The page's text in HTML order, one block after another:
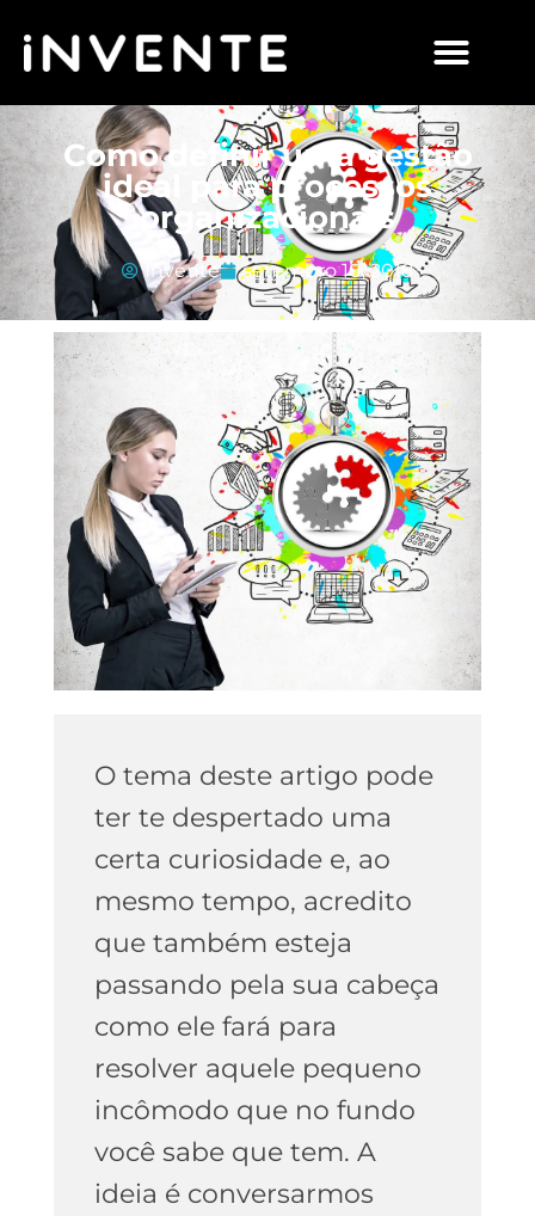
Como definir uma gestão
ideal para processos
organizacionais
Invente setembro 10, 2018
O tema deste artigo pode
ter te despertado uma
certa curiosidade e, ao
mesmo tempo, acredito
que também esteja
passando pela sua cabeça
como ele fará para
resolver aquele pequeno
incômodo que no fundo
você sabe que tem. A
ideia é conversarmos